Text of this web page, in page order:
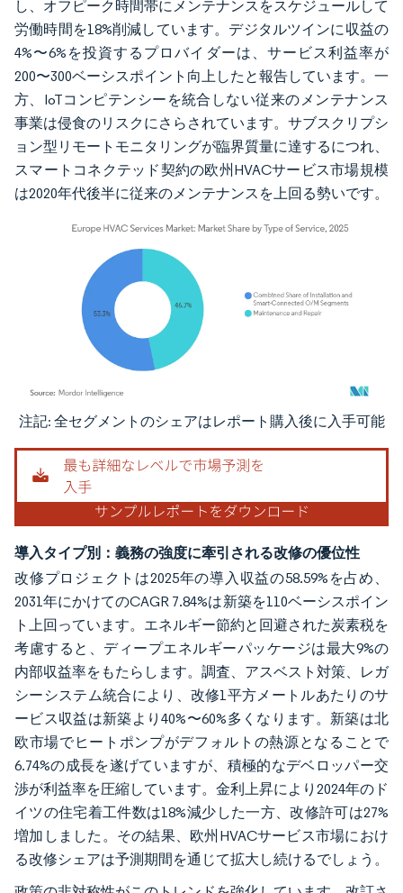
し、オフピーク時間帯にメンテナンスをスケジュールして
労働時間を18%削減しています。デジタルツインに収益の
4%〜6%を投資するプロバイダーは、サービス利益率が
200〜300ベーシスポイント向上したと報告しています。一
方、IoTコンピテンシーを統合しない従来のメンテナンス
事業は侵食のリスクにさらされています。サブスクリプシ
ョン型リモートモニタリングが臨界質量に達するにつれ、
スマートコネクテッド契約の欧州HVACサービス市場規模
は2020年代後半に従来のメンテナンスを上回る勢いです。
画像 © Mordor Intelligence。再利用にはCC BY 4.0の表示が必要です。
注記: 全セグメントのシェアはレポート購入後に入手可能
導入タイプ別：義務の強度に牽引される改修の優位性
改修プロジェクトは2025年の導入収益の58.59%を占め、
2031年にかけてのCAGR 7.84%は新築を110ベーシスポイン
ト上回っています。エネルギー節約と回避された炭素税を
考慮すると、ディープエネルギーパッケージは最大9%の
内部収益率をもたらします。調査、アスベスト対策、レガ
シーシステム統合により、改修1平方メートルあたりのサ
ービス収益は新築より40%〜60%多くなります。新築は北
欧市場でヒートポンプがデフォルトの熱源となることで
6.74%の成長を遂げていますが、積極的なデベロッパー交
渉が利益率を圧縮しています。金利上昇により2024年のド
イツの住宅着工件数は18%減少した一方、改修許可は27%
増加しました。その結果、欧州HVACサービス市場におけ
る改修シェアは予測期間を通じて拡大し続けるでしょう。